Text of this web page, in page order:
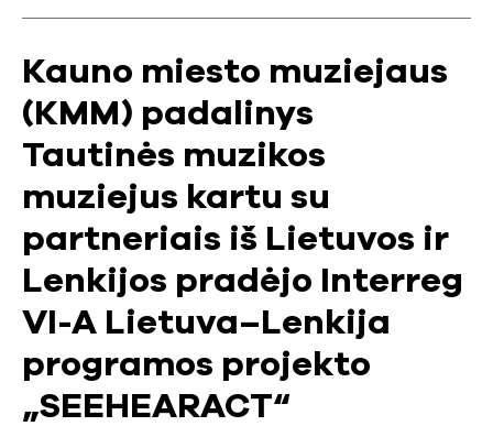
Kauno miesto muziejaus
(KMM) padalinys
Tautinės muzikos
muziejus kartu su
partneriais iš Lietuvos ir
Lenkijos pradėjo Interreg
VI-A Lietuva–Lenkija
programos projekto
„SEEHEARACT“